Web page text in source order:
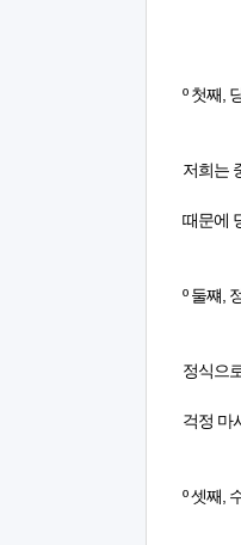
º 첫째,
저희는
때문에
º 둘쨰,
정식으
걱정 마
º 셋째,